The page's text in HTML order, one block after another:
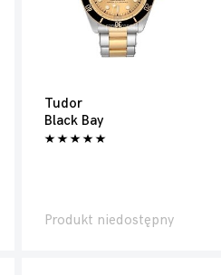
Tudor
Black Bay
Produkt niedostępny